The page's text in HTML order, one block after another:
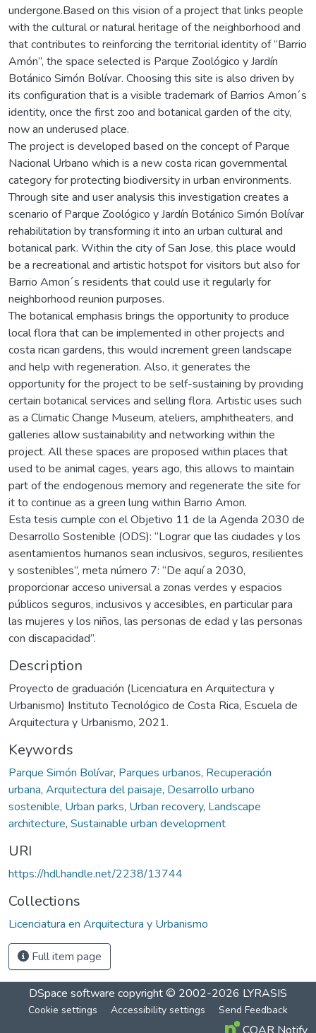
undergone.Based on this vision of a project that links people
with the cultural or natural heritage of the neighborhood and
that contributes to reinforcing the territorial identity of “Barrio
Amón”, the space selected is Parque Zoológico y Jardín
Botánico Simón Bolívar. Choosing this site is also driven by
its configuration that is a visible trademark of Barrios Amon´s
identity, once the first zoo and botanical garden of the city,
now an underused place.
The project is developed based on the concept of Parque
Nacional Urbano which is a new costa rican governmental
category for protecting biodiversity in urban environments.
Through site and user analysis this investigation creates a
scenario of Parque Zoológico y Jardín Botánico Simón Bolívar
rehabilitation by transforming it into an urban cultural and
botanical park. Within the city of San Jose, this place would
be a recreational and artistic hotspot for visitors but also for
Barrio Amon´s residents that could use it regularly for
neighborhood reunion purposes.
The botanical emphasis brings the opportunity to produce
local flora that can be implemented in other projects and
costa rican gardens, this would increment green landscape
and help with regeneration. Also, it generates the
opportunity for the project to be self-sustaining by providing
certain botanical services and selling flora. Artistic uses such
as a Climatic Change Museum, ateliers, amphitheaters, and
galleries allow sustainability and networking within the
project. All these spaces are proposed within places that
used to be animal cages, years ago, this allows to maintain
part of the endogenous memory and regenerate the site for
it to continue as a green lung within Barrio Amon.
Esta tesis cumple con el Objetivo 11 de la Agenda 2030 de
Desarrollo Sostenible (ODS): “Lograr que las ciudades y los
asentamientos humanos sean inclusivos, seguros, resilientes
y sostenibles”, meta número 7: “De aquí a 2030,
proporcionar acceso universal a zonas verdes y espacios
públicos seguros, inclusivos y accesibles, en particular para
las mujeres y los niños, las personas de edad y las personas
con discapacidad”.
Description
Proyecto de graduación (Licenciatura en Arquitectura y
Urbanismo) Instituto Tecnológico de Costa Rica, Escuela de
Arquitectura y Urbanismo, 2021.
Keywords
Parque Simón Bolívar, Parques urbanos, Recuperación
urbana, Arquitectura del paisaje, Desarrollo urbano
sostenible, Urban parks, Urban recovery, Landscape
architecture, Sustainable urban development
URI
https://hdl.handle.net/2238/13744
Collections
Licenciatura en Arquitectura y Urbanismo
Full item page
DSpace software copyright © 2002-2026 LYRASIS
Cookie settings Accessibility settings Send Feedback